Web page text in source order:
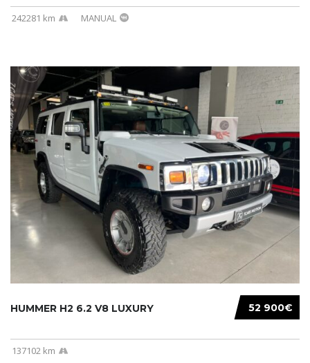
242281 km MANUAL
52 900€
HUMMER H2 6.2 V8 LUXURY
137102 km